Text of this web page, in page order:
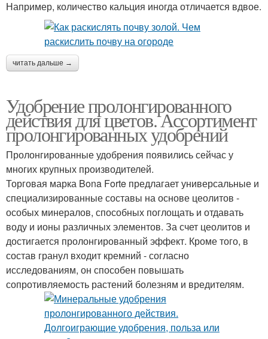
Например, количество кальция иногда отличается вдвое.
читать дальше →
Удобрение пролонгированного
действия для цветов. Ассортимент
пролонгированных удобрений
Пролонгированные удобрения появились сейчас у
многих крупных производителей.
Торговая марка Bona Forte предлагает универсальные и
специализированные составы на основе цеолитов -
особых минералов, способных поглощать и отдавать
воду и ионы различных элементов. За счет цеолитов и
достигается пролонгированный эффект. Кроме того, в
состав гранул входит кремний - согласно
исследованиям, он способен повышать
сопротивляемость растений болезням и вредителям.